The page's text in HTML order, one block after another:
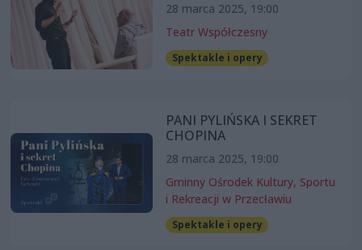
28 marca 2025, 19:00
Teatr Współczesny
Spektakle i opery
PANI PYLIŃSKA I SEKRET
CHOPINA
28 marca 2025, 19:00
Gminny Ośrodek Kultury, Sportu
i Rekreacji w Przecławiu
Spektakle i opery